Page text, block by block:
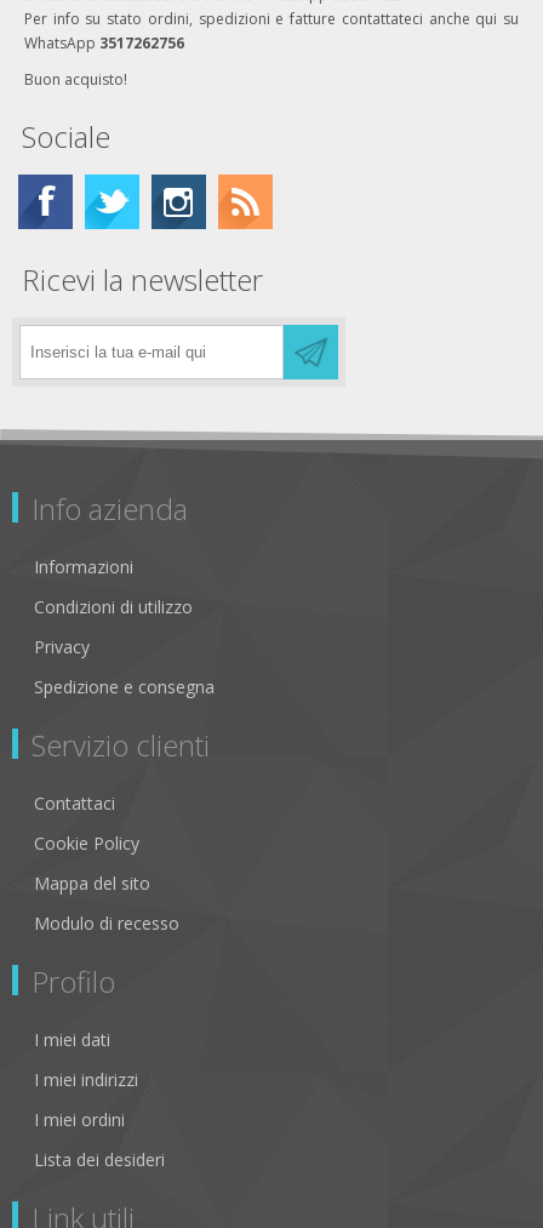
Per info su stato ordini, spedizioni e fatture contattateci anche qui su
WhatsApp 3517262756
Buon acquisto!
Sociale
Ricevi la newsletter
Info azienda
Informazioni
Condizioni di utilizzo
Privacy
Spedizione e consegna
Servizio clienti
Contattaci
Cookie Policy
Mappa del sito
Modulo di recesso
Profilo
I miei dati
I miei indirizzi
I miei ordini
Lista dei desideri
Link utili